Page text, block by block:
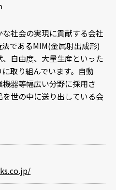
社会の実現に貢献する会社
であるMIM(金属射出成形)
自由度、大量生産といった
取り組んでいます。自動
器等幅広い分野に採用さ
世の中に送り出している会